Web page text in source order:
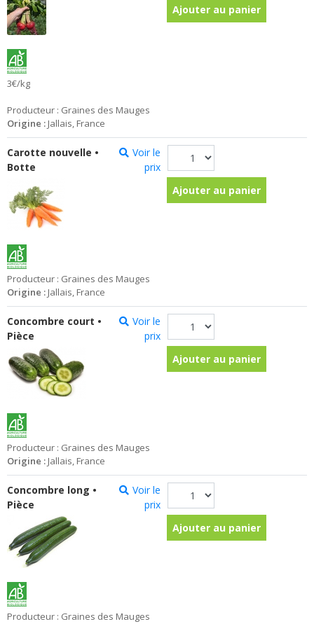
Ajouter au panier
3€/kg
Producteur : Graines des Mauges
Origine : Jallais, France
Carotte nouvelle •
Botte
Voir le
prix
Ajouter au panier
Producteur : Graines des Mauges
Origine : Jallais, France
Concombre court •
Pièce
Voir le
prix
Ajouter au panier
Producteur : Graines des Mauges
Origine : Jallais, France
Concombre long •
Pièce
Voir le
prix
Ajouter au panier
Producteur : Graines des Mauges